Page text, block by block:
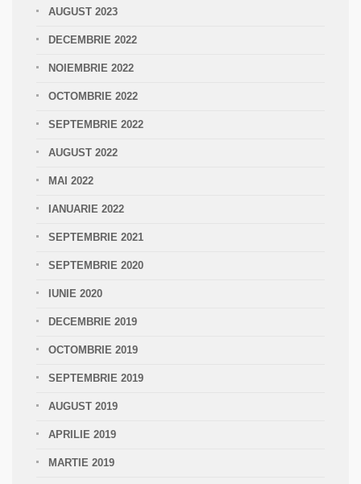
AUGUST 2023
DECEMBRIE 2022
NOIEMBRIE 2022
OCTOMBRIE 2022
SEPTEMBRIE 2022
AUGUST 2022
MAI 2022
IANUARIE 2022
SEPTEMBRIE 2021
SEPTEMBRIE 2020
IUNIE 2020
DECEMBRIE 2019
OCTOMBRIE 2019
SEPTEMBRIE 2019
AUGUST 2019
APRILIE 2019
MARTIE 2019